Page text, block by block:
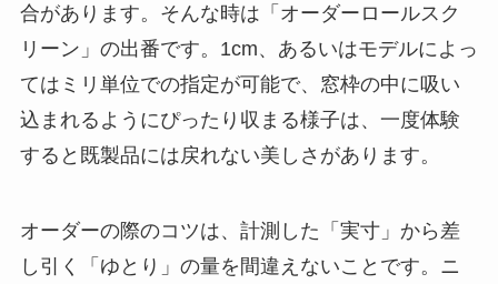
合があります。そんな時は「オーダーロールスク
リーン」の出番です。1cm、あるいはモデルによっ
てはミリ単位での指定が可能で、窓枠の中に吸い
込まれるようにぴったり収まる様子は、一度体験
すると既製品には戻れない美しさがあります。
オーダーの際のコツは、計測した「実寸」から差
し引く「ゆとり」の量を間違えないことです。ニ